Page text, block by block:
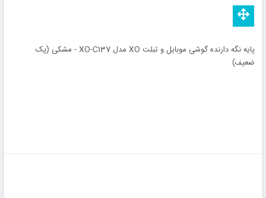
پایه نگه دارنده گوشی موبایل و تبلت XO مدل XO-C137 - مشکی (پک
ضعیف)